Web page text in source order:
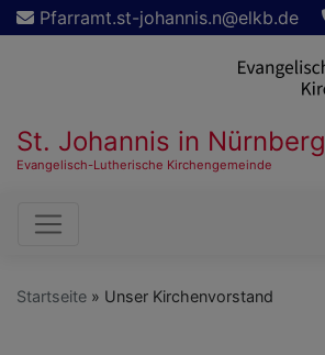
Direkt
zum
Pfarramt.st-johannis.n@elkb.de
St. Johannis in Nürnberg
Evangelisch-Lutherische Kirchengemeinde
Hauptnavigation
Startseite Unser Kirchenvorstand